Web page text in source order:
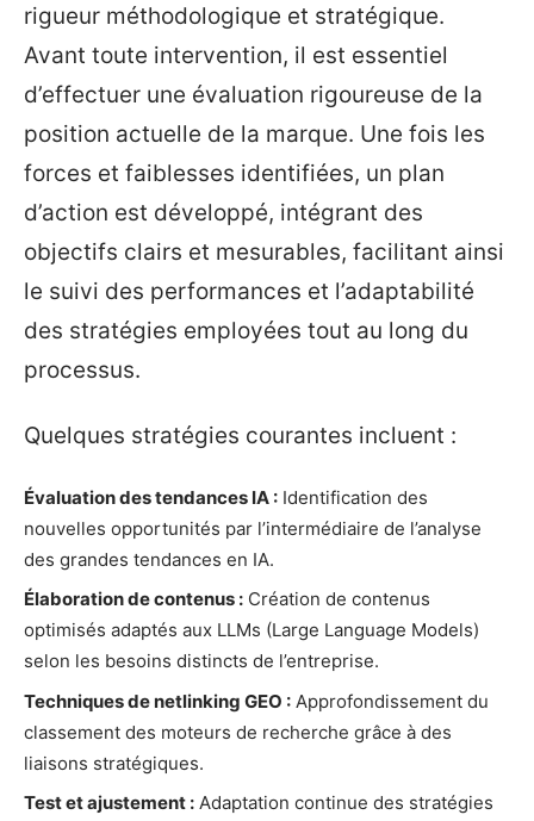
rigueur méthodologique et stratégique.
Avant toute intervention, il est essentiel
d’effectuer une évaluation rigoureuse de la
position actuelle de la marque. Une fois les
forces et faiblesses identifiées, un plan
d’action est développé, intégrant des
objectifs clairs et mesurables, facilitant ainsi
le suivi des performances et l’adaptabilité
des stratégies employées tout au long du
processus.
Quelques stratégies courantes incluent :
Évaluation des tendances IA : Identification des
nouvelles opportunités par l’intermédiaire de l’analyse
des grandes tendances en IA.
Élaboration de contenus : Création de contenus
optimisés adaptés aux LLMs (Large Language Models)
selon les besoins distincts de l’entreprise.
Techniques de netlinking GEO : Approfondissement du
classement des moteurs de recherche grâce à des
liaisons stratégiques.
Test et ajustement : Adaptation continue des stratégies